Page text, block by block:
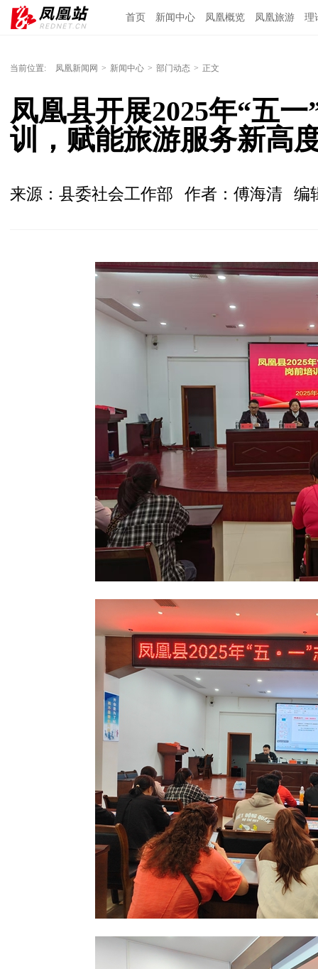
首页 新闻中心 凤凰概览 凤凰旅游 理
当前位置: 凤凰新闻网 > 新闻中心 > 部门动态 > 正文
凤凰县开展2025年“五
训，赋能旅游服务新高
来源：县委社会工作部 作者：傅海清 编